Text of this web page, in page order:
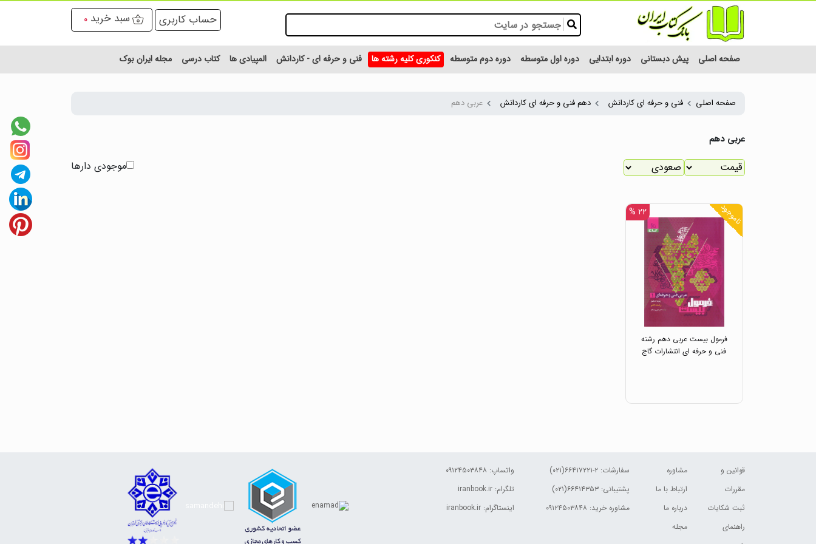
حساب کاربری سبد خرید 0
صفحه اصلی پیش دبستانی دوره ابتدایی دوره اول متوسطه دوره دوم متوسطه کنکوری کلیه رشته ها فنی و حرفه ای - کاردانش المپیادی ها کتاب درسی مجله ایران بوک
صفحه اصلی فنی و حرفه ای کاردانش دهم فنی و حرفه ای کاردانش عربی دهم
عربی دهم
موجودی دارها
ناموجود ۲۲ %
فرمول بیست عربی دهم رشته
فنی و حرفه ای انتشارات گاج
قوانین و
مقررات
ثبت شکایات
راهنمای
مشاوره
ارتباط با ما
درباره ما
مجله
سفارشات: ۲-۶۶۴۱۷۲۲۱(۰۲۱)
پشتیبانی: ۶۶۴۱۴۳۵۳(۰۲۱)
مشاوره خرید: ۰۹۱۲۴۵۰۳۸۴۸
واتساپ: ۰۹۱۲۴۵۰۳۸۴۸
تلگرام: iranbook.ir
اینستاگرام: iranbook.ir